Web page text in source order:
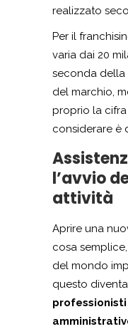
realizzato
Per il
varia dai 20
seconda della
del marchio,
proprio la
considerare è
l’avvio
attività
Aprire una
cosa
del mondo
questo